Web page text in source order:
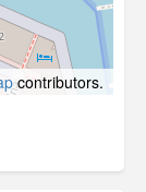
contributors.